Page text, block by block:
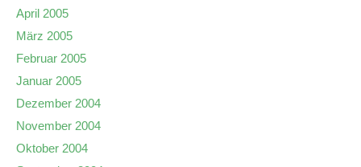
April 2005
März 2005
Februar 2005
Januar 2005
Dezember 2004
November 2004
Oktober 2004